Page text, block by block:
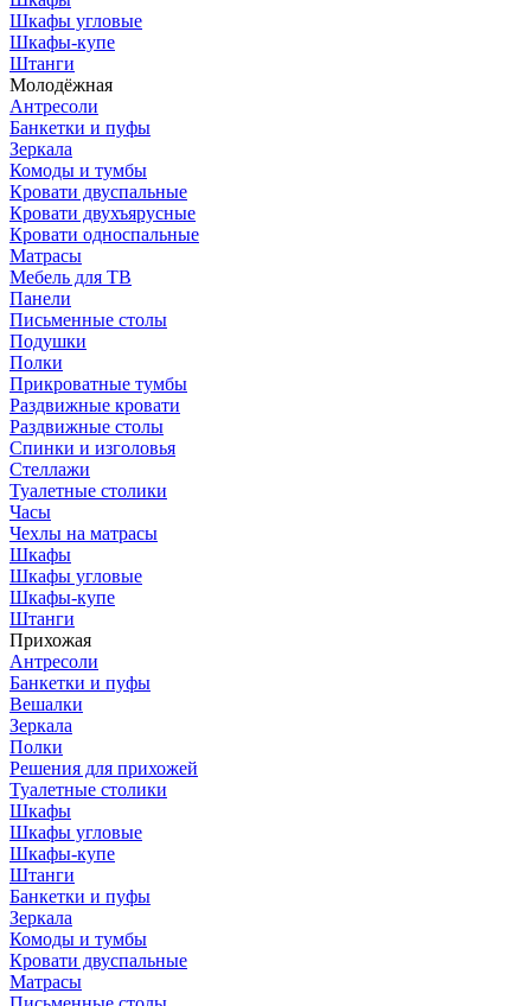
Шкафы угловые
Шкафы-купе
Штанги
Молодёжная
Антресоли
Банкетки и пуфы
Зеркала
Комоды и тумбы
Кровати двуспальные
Кровати двухъярусные
Кровати односпальные
Матрасы
Мебель для ТВ
Панели
Письменные столы
Подушки
Полки
Прикроватные тумбы
Раздвижные кровати
Раздвижные столы
Спинки и изголовья
Стеллажи
Туалетные столики
Часы
Чехлы на матрасы
Шкафы
Шкафы угловые
Шкафы-купе
Штанги
Прихожая
Антресоли
Банкетки и пуфы
Вешалки
Зеркала
Полки
Решения для прихожей
Туалетные столики
Шкафы
Шкафы угловые
Шкафы-купе
Штанги
Банкетки и пуфы
Зеркала
Комоды и тумбы
Кровати двуспальные
Матрасы